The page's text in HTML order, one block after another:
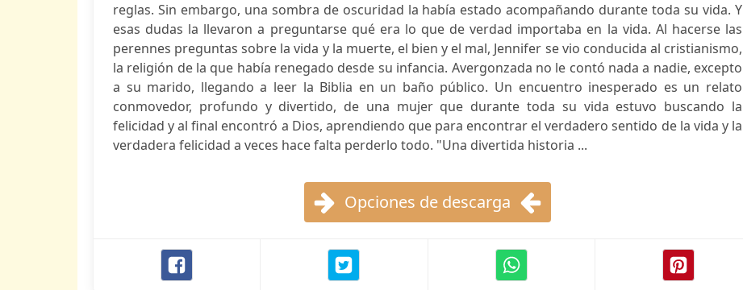
reglas. Sin embargo, una sombra de oscuridad la había estado acompañando durante toda su vida. Y
esas dudas la llevaron a preguntarse qué era lo que de verdad importaba en la vida. Al hacerse las
perennes preguntas sobre la vida y la muerte, el bien y el mal, Jennifer se vio conducida al cristianismo,
la religión de la que había renegado desde su infancia. Avergonzada no le contó nada a nadie, excepto
a su marido, llegando a leer la Biblia en un baño público. Un encuentro inesperado es un relato
conmovedor, profundo y divertido, de una mujer que durante toda su vida estuvo buscando la
felicidad y al final encontró a Dios, aprendiendo que para encontrar el verdadero sentido de la vida y la
verdadera felicidad a veces hace falta perderlo todo. "Una divertida historia ...
Opciones de descarga